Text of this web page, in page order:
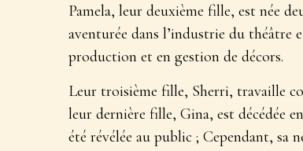
Pamela, leur deuxième fille, est née
aventurée dans l’industrie du théâtre
production et en gestion de décors.
Leur troisième fille, Sherri, travaille
leur dernière fille, Gina, est décédée en
été révélée au public ; Cependant, sa